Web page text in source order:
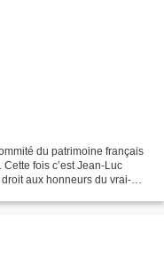
du patrimoine français
fois c’est Jean-Luc
aux honneurs du vrai-